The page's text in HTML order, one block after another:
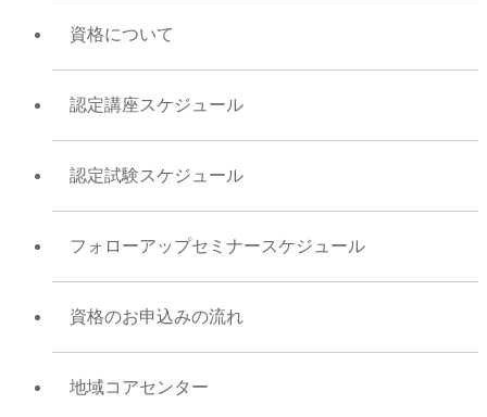
資格について
認定講座スケジュール
認定試験スケジュール
フォローアップセミナースケジュール
資格のお申込みの流れ
地域コアセンター